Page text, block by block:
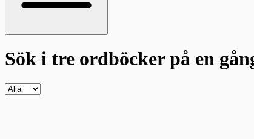
Sök i tre ordböckerpå en